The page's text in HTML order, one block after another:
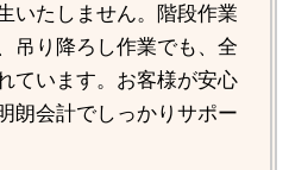
いたしません。階段作業
吊り降ろし作業でも、全
ています。お客様が安心
朗会計でしっかりサポー